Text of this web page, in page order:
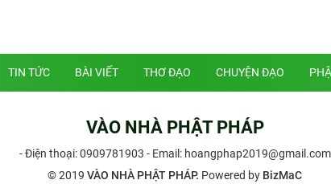
TIN TỨC BÀI VIẾT THƠ ĐẠO CHUYỆN ĐẠO
VÀO NHÀ PHẬT PHÁP
- Điện thoại:0909781903 - Email: hoangphap2019@gmail.com
© 2019 VÀO NHÀ PHẬT PHÁP. Powered by BizMaC